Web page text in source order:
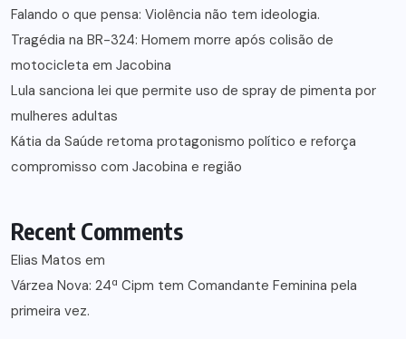
Falando o que pensa: Violência não tem ideologia.
Tragédia na BR-324: Homem morre após colisão de
motocicleta em Jacobina
Lula sanciona lei que permite uso de spray de pimenta por
mulheres adultas
Kátia da Saúde retoma protagonismo político e reforça
compromisso com Jacobina e região
Recent Comments
Elias Matos em
Várzea Nova: 24ª Cipm tem Comandante Feminina pela
primeira vez.